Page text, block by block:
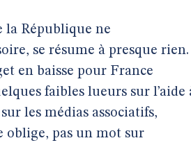
la République ne
se résume à presque rien.
en baisse pour France
faibles lueurs sur l’aide
les médias associatifs,
oblige, pas un mot sur